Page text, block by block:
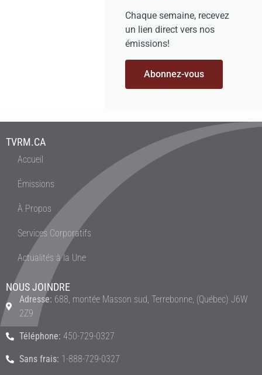
Chaque semaine, recevez
un lien direct vers nos
émissions!
Abonnez-vous
TVRM.CA
Accueil
Émissions
À Propos
Services Corporatifs
Actualités à la Une
NOUS JOINDRE
Adresse: 688, montée Masson sud, Terrebonne, (Québec) J6W
2Z9
Téléphone: 450-729-0327
Sans frais: 1-888-729-0327